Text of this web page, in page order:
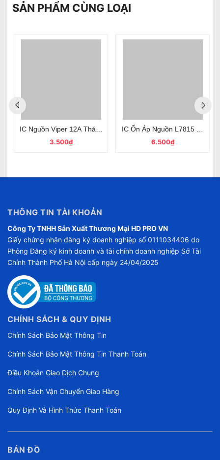
SẢN PHẨM CÙNG LOẠI
TO-220 Chính Hãng
IC Nguồn Viper 12A Tháo Máy DIP8 Nguyên Zin
3.500₫
IC Ổn Áp Nguồn L7815 1.5A
6.500₫
THÔNG TIN TÀI KHOẢN
Công Ty TNHH Sản Xuất Thương Mại HD PRO VN
Giấy chứng nhận đăng ký doanh nghiệp số 0111034406 do
Phòng Đăng ký kinh doanh và tài chính doanh nghiệp Sở Tài
Chính Thành Phố Hà Nội cấp ngày 24/04/2025
CHÍNH SÁCH & QUY ĐỊNH
Chính Sách Bảo Mật Thông Tin
Chính Sách Bảo Mật Thông Tin Thanh Toán
Điều Khoản Giao Dịch Chung
Chính Sách Vận Chuyển Giao Hàng
Quy Định Và Hình Thức Thanh Toán
BẢN ĐỒ